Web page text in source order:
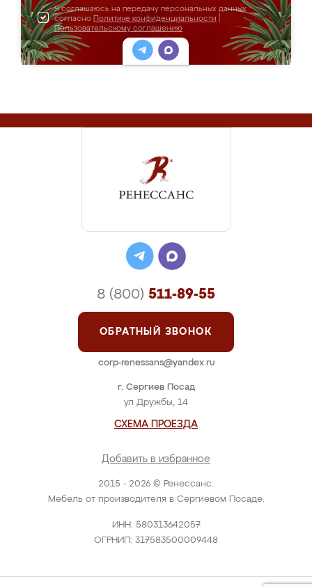
Я соглашаюсь на передачу персональных данных
согласно Политике конфиденциальности
Пользовательскому соглашению
2015 - 2026 © Ренессанс.
Мебель от производителя в Сергиевом Посаде.
ИНН: 580313642057
ОГРНИП: 317583500009448
г. Сергиев Посад
ул Дружбы, 14
СХЕМА ПРОЕЗДА
Добавить в избранное
8 (800) 511-89-55
ОБРАТНЫЙ ЗВОНОК
corp-renessans@yandex.ru